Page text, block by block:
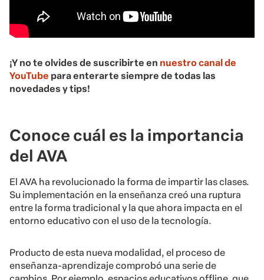
¡Y no te olvides de suscribirte en nuestro canal de
YouTube para enterarte siempre de todas las
novedades y tips!
Conoce cuál es la importancia
del AVA
El AVA ha revolucionado la forma de impartir las clases.
Su implementación en la enseñanza creó una ruptura
entre la forma tradicional y la que ahora impacta en el
entorno educativo con el uso de la tecnología.
Producto de esta nueva modalidad, el proceso de
enseñanza-aprendizaje comprobó una serie de